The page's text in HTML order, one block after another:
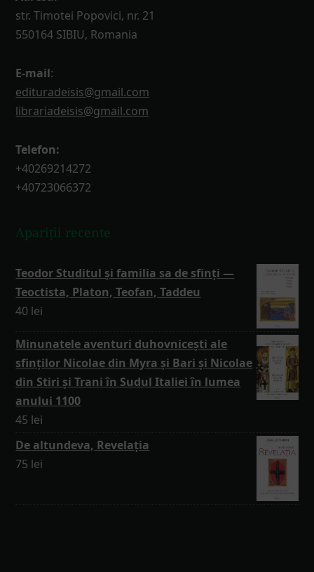
str. Timotei Popovici, nr. 21
550164 SIBIU, Romania
E-mail:
edituradeisis@gmail.com
librariadeisis@gmail.com
Telefon:
+40269214272
+40723066372
Apariții recente
Teodor Studitul și familia sa de sfinți —
Teoctista, Platon, Teofan, Taddeu
40 lei
Minunatele aventuri duhovnicești ale
sfinților Nicolae din Myra și Bari și Nicolae
din Stiri și Trani în Sudul Italiei în lumea
anului 1100
45 lei
De altundeva, Revelația
75 lei